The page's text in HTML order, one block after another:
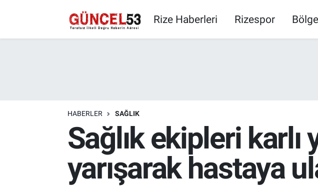
Rize Haberleri Rizespor
HABERLER SAĞLIK
Sağlık ekipleri
yarışarak hastaya